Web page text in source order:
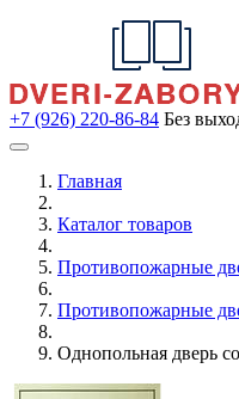
+7 (926) 220-86-84 Без
Главная
Каталог товаров
Противопожарные
Противопожарные
Однопольная дверь